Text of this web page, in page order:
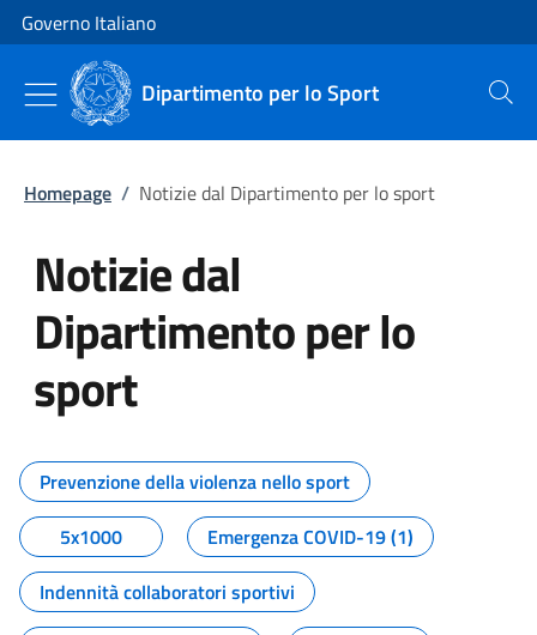
Vai al contenuto
Vai alla navigazione del sito
Governo Italiano
Dipartimento per lo Sport Cerca
Homepage / Notizie dal Dipartimento per lo sport
Notizie dal
Dipartimento per lo
sport
Tutti i contenuti della pagina
Prevenzione della violenza nello sport
5x1000
Emergenza COVID-19 (1)
Indennità collaboratori sportivi